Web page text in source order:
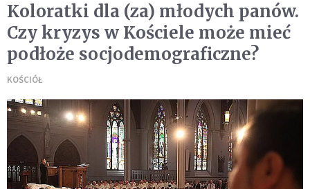
Koloratki dla (za) młodych panów.
Czy kryzys w Kościele może mieć
podłoże socjodemograficzne?
KOŚCIÓŁ